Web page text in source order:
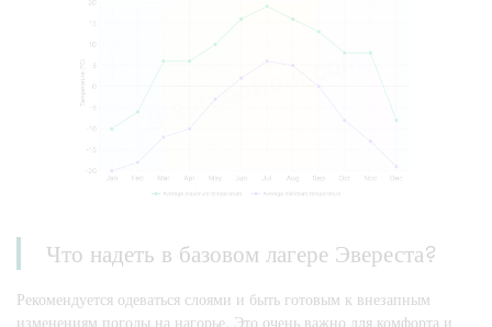
Что надеть в базовом лагере Эвереста?
Рекомендуется одеваться слоями и быть готовым к внезапным
изменениям погоды на нагорье. Это очень важно для комфорта и